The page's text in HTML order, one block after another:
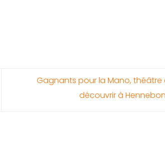
Gagnants pour la Mano,
découvrir à